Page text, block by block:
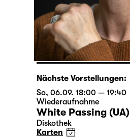
Nächste Vorstellungen:
So, 06.09. 18:00 — 19:40
Wiederaufnahme
White Passing (UA)
Diskothek
Karten